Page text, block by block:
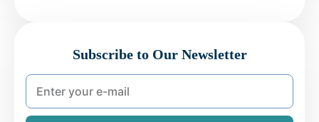
Subscribe to Our Newsletter